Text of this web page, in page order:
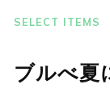
SELECT ITEMS
ブルべ夏